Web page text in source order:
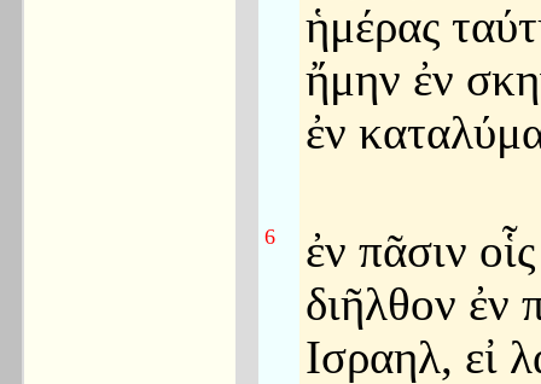
ἡμέρας
ἤμην ἐν
ἐν
6
ἐν πᾶσιν οἷς
διῆλθον ἐν
Ισραηλ, εἰ